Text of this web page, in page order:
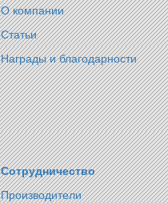
О компании
Статьи
Награды и благодарности
Сотрудничество
Производители